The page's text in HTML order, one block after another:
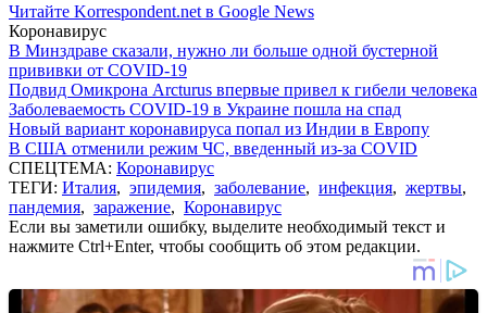
Читайте Korrespondent.net в Google News
Коронавирус
В Минздраве сказали, нужно ли больше одной бустерной
прививки от COVID-19
Подвид Омикрона Arcturus впервые привел к гибели человека
Заболеваемость COVID-19 в Украине пошла на спад
Новый вариант коронавируса попал из Индии в Европу
В США отменили режим ЧС, введенный из-за COVID
СПЕЦТЕМА: Коронавирус
ТЕГИ: Италия, эпидемия, заболевание, инфекция, жертвы,
пандемия, заражение, Коронавирус
Если вы заметили ошибку, выделите необходимый текст и
нажмите Ctrl+Enter, чтобы сообщить об этом редакции.